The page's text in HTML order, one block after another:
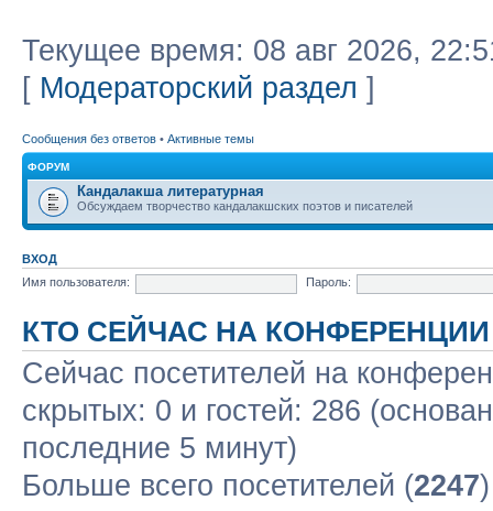
Текущее время: 08 авг 2026,
[ Модераторский раздел ]
Сообщения без ответов • Активные темы
ФОРУМ
Кандалакша литературная
Обсуждаем творчество кандалакшских поэтов и писателей
ВХОД
Имя пользователя:
Пароль:
КТО СЕЙЧАС НА КОНФЕРЕНЦИИ
Сейчас посетителей на
скрытых: 0 и гостей: 286
последние 5 минут)
Больше всего посетителей (2247